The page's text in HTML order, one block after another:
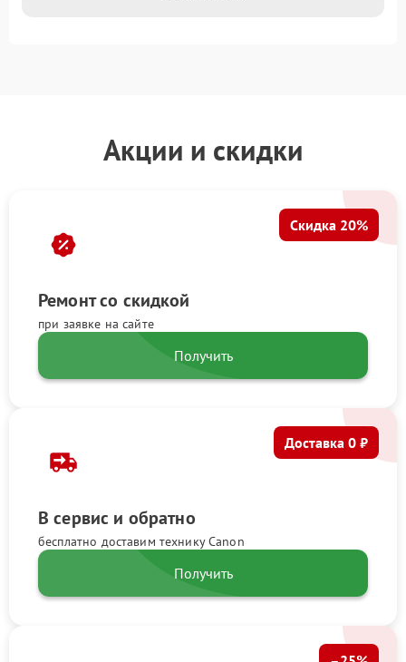
Акции и скидки
Ремонт со скидкой
при заявке на сайте
Скидка 20%
Получить
В сервис и обратно
бесплатно доставим технику Canon
Доставка 0 ₽
Получить